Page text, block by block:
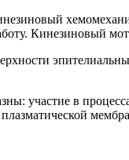
Кинезиновый
участие в